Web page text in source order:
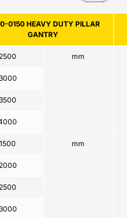
0150 HEAVY DUTY PILLAR
GANTRY
mm
mm
1500